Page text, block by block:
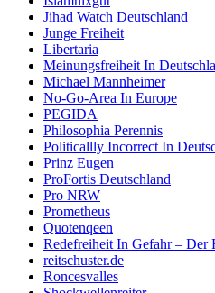
Jihad Watch Deutschland
Junge Freiheit
Libertaria
Meinungsfreiheit In
Michael Mannheimer
No-Go-Area In Europe
PEGIDA
Philosophia Perennis
Politicallly Incorrect In
Prinz Eugen
ProFortis Deutschland
Pro NRW
Prometheus
Quotenqeen
Redefreiheit In Gefahr – Der
reitschuster.de
Roncesvalles